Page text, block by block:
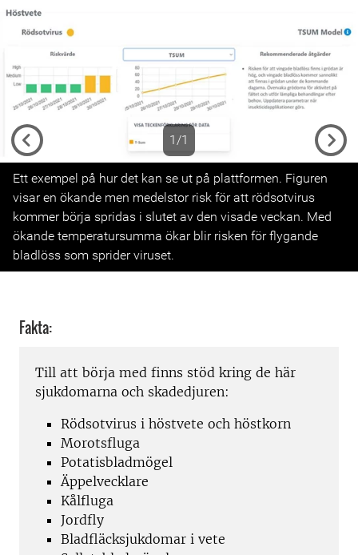
1/1
Ett exempel på hur det kan se ut på plattformen. Figuren
visar en ökande men medelstor risk för att rödsotvirus
kommer börja spridas i slutet av den visade veckan. Med
ökande temperatursumma ökar blir risken för flygande
bladlöss som sprider viruset.
Fakta:
Till att börja med finns stöd kring de här
sjukdomarna och skadedjuren:
Rödsotvirus i höstvete och höstkorn
Morotsfluga
Potatisbladmögel
Äppelvecklare
Kålfluga
Jordfly
Bladfläcksjukdomar i vete